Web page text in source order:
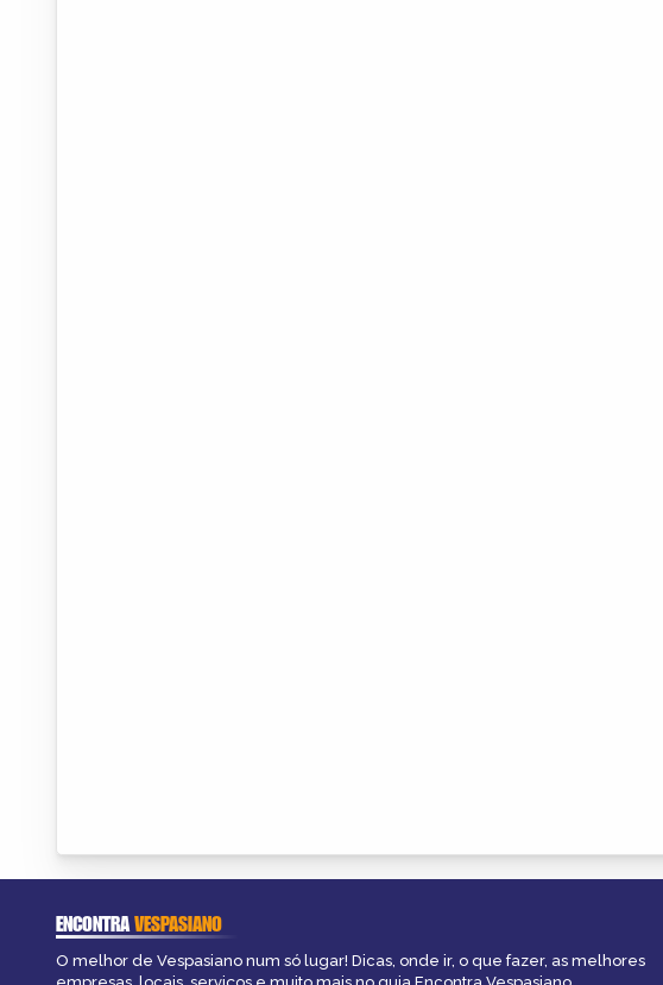
ENCONTRAVESPASIANO
O melhor de Vespasiano num só lugar! Dicas, onde ir, o que fazer, as melhores